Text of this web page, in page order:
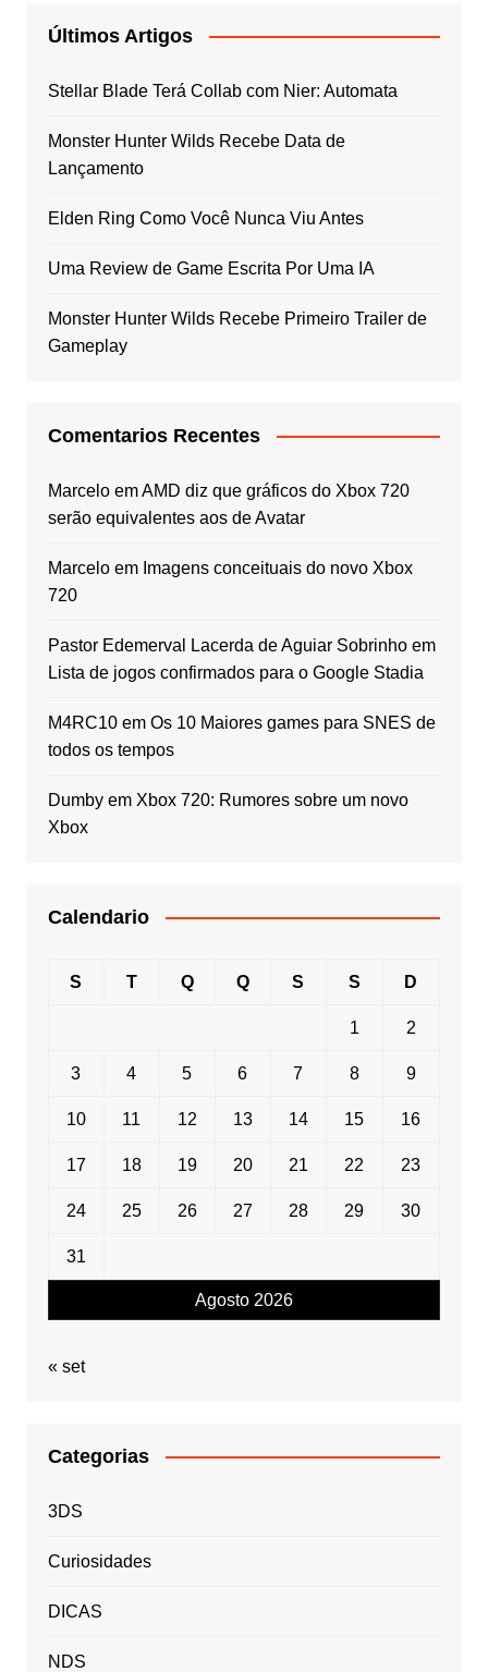
Últimos Artigos
Stellar Blade Terá Collab com Nier: Automata
Monster Hunter Wilds Recebe Data de
Lançamento
Elden Ring Como Você Nunca Viu Antes
Uma Review de Game Escrita Por Uma IA
Monster Hunter Wilds Recebe Primeiro Trailer de
Gameplay
Comentarios Recentes
MarceloemAMD diz que gráficos do Xbox 720
serão equivalentes aos de Avatar
Marceloem Imagens conceituais do novo Xbox
720
Pastor Edemerval Lacerda de Aguiar Sobrinhoem
Lista de jogos confirmados para o Google Stadia
M4RC10em Os 10 Maiores games para SNES de
todos os tempos
Dumbyem Xbox 720: Rumores sobre um novo
Xbox
Calendario
Agosto 2026
S T Q Q S S D
1 2
3 4 5 6 7 8 9
10 11 12 13 14 15 16
17 18 19 20 21 22 23
24 25 26 27 28 29 30
31
« set
Categorias
3DS
Curiosidades
DICAS
NDS